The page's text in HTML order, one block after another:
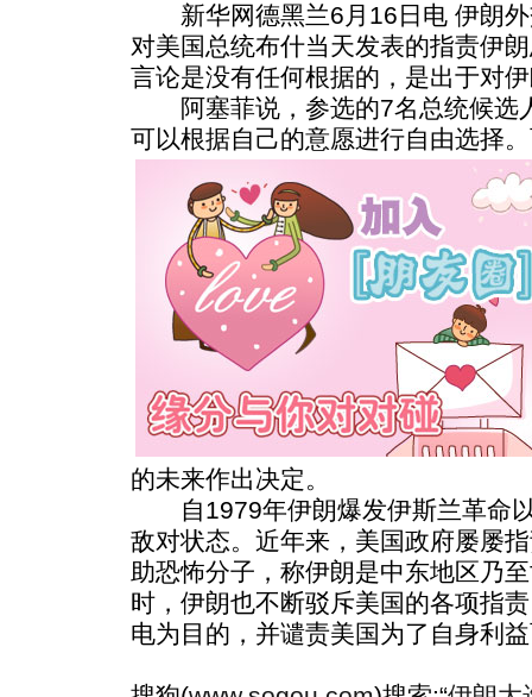
新华网德黑兰6月16日电 伊朗外
对美国总统布什当天发表的指责伊
言论是没有任何根据的，是出于对
阿塞菲说，参选的7名总统候选
可以根据自己的意愿进行自由选择。
的未来作出决定。
自1979年伊朗爆发伊斯兰革命以
敌对状态。近年来，美国政府屡屡
助恐怖分子，称伊朗是中东地区乃
时，伊朗也不断驳斥美国的各项指
电为目的，并谴责美国为了自身利